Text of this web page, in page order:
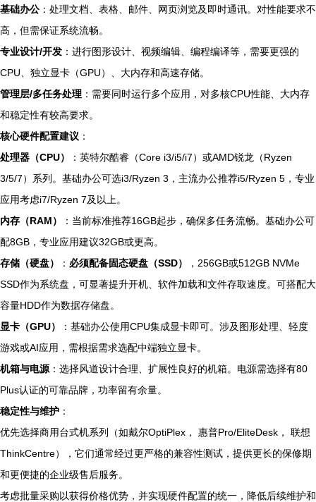
基础办公 ：处理文档、表格、邮件、网页浏览及即时通讯。对性能要求不
高，但需保证系统流畅。
专业设计/开发 ：进行图形设计、视频编辑、编程编译等，需要更强的
CPU、独立显卡（GPU）、大内存和高速存储。
管理层/多任务处理 ：需要同时运行多个应用，对多核CPU性能、大内存
和稳定性有较高要求。
核心硬件配置建议 ：
处理器（CPU）
：英特尔酷睿（Core i3/i5/i7）或AMD锐龙（Ryzen
3/5/7）系列。基础办公可选i3/Ryzen 3，主流办公推荐i5/Ryzen 5，专业
应用考虑i7/Ryzen 7及以上。
内存（RAM）
：当前标准推荐16GB起步，确保多任务流畅。基础办公可
配8GB，专业应用建议32GB或更高。
存储（硬盘）
： 必须配备固态硬盘（SSD）
，256GB或512GB NVMe
SSD作为系统盘，可显著提升开机、软件加载和文件存取速度。可搭配大
容量HDD作为数据存储盘。
显卡（GPU）
：基础办公使用CPU集成显卡即可。涉及图形处理、轻度
游戏或AI应用，需根据需求选配中端独立显卡。
机箱与电源 ：选择风道设计合理、扩展性良好的机箱。电源需选择有80
Plus认证的可靠品牌，功率留有余量。
稳定性与维护 ：
优先选择商用台式机系列（如戴尔OptiPlex， 惠普Pro/EliteDesk， 联想
ThinkCentre），它们通常经过更严格的兼容性测试，提供更长的保修期
和更便捷的企业级售后服务。
考虑批量采购以获得价格优势，并实现硬件配置的统一，降低后续维护和